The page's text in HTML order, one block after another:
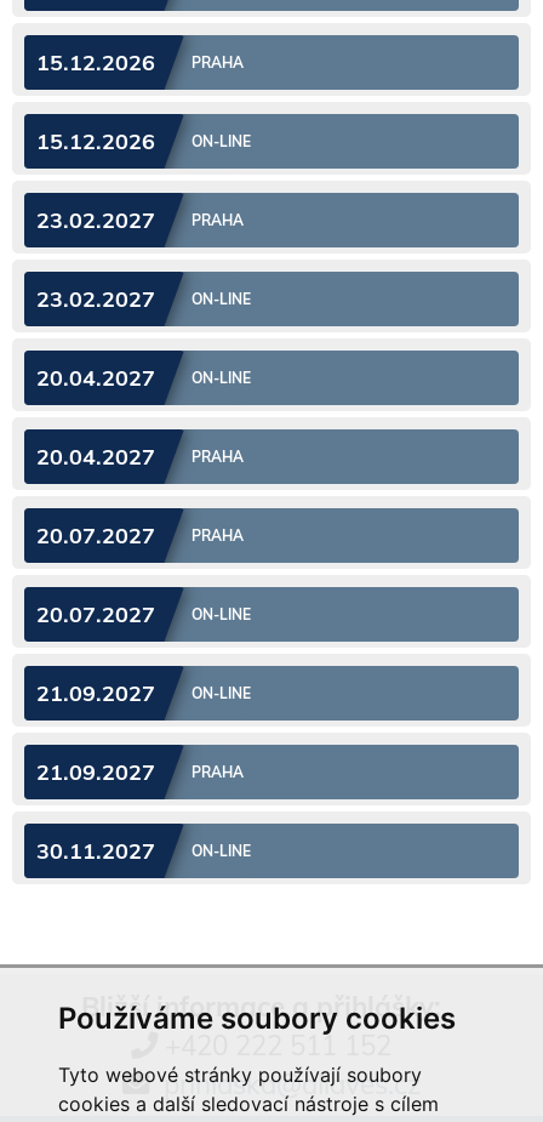
Používáme soubory cookies
Tyto webové stránky používají soubory
cookies a další sledovací nástroje s cílem
15.12.2026 PRAHA
15.12.2026 ON-LINE
23.02.2027 PRAHA
23.02.2027 ON-LINE
20.04.2027 ON-LINE
20.04.2027 PRAHA
20.07.2027 PRAHA
20.07.2027 ON-LINE
21.09.2027 ON-LINE
21.09.2027 PRAHA
30.11.2027 ON-LINE
Bližší informace a přihlášky:
+420 222 511 152
prihlaska@aliaves.cz